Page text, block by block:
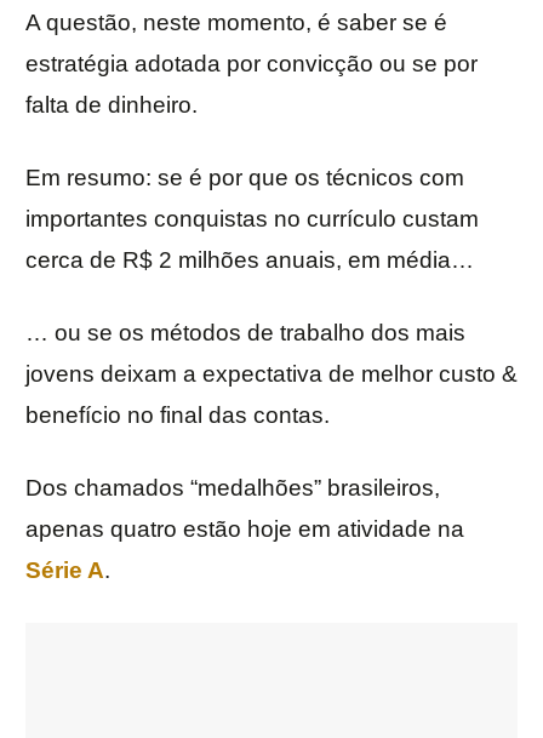
A questão, neste momento, é saber se é
estratégia adotada por convicção ou se por
falta de dinheiro.
Em resumo: se é por que os técnicos com
importantes conquistas no currículo custam
cerca de R$ 2 milhões anuais, em média…
… ou se os métodos de trabalho dos mais
jovens deixam a expectativa de melhor custo &
benefício no final das contas.
Dos chamados “medalhões” brasileiros,
apenas quatro estão hoje em atividade na
Série A.